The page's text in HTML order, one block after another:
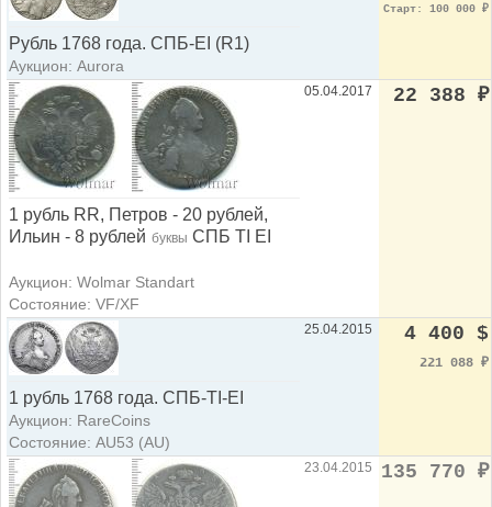
Рубль 1768 года. СПБ-ЕI (R1)
Аукцион: Aurora
Старт: 100 000 ₽
1 рубль RR, Петров - 20 рублей,
Ильин - 8 рублей буквы СПБ ТI EI
Аукцион: Wolmar Standart
Состояние: VF/XF
05.04.2017 22 388 ₽
1 рубль 1768 года. СПБ-ТI-ЕI
Аукцион: RareCoins
Состояние: AU53 (AU)
25.04.2015 4 400 $
221 088 ₽
23.04.2015 135 770 ₽